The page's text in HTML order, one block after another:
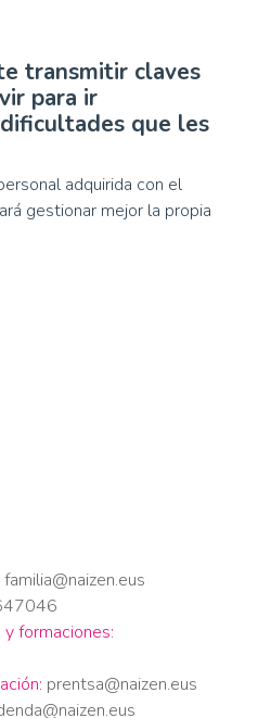
transmitir claves
para ir
que les
adquirida con el
gestionar mejor la propia
familia@naizen.eus
y formaciones:
prentsa@naizen.eus